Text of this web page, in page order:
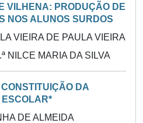
VILHENA: PRODUÇÃO DE
NOS ALUNOS SURDOS
VIEIRA DE PAULA VIEIRA
NILCE MARIA DA SILVA
DA
ESCOLAR*
DE ALMEIDA